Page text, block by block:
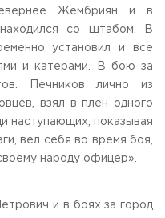
Жембриян и в
со штабом. В
установил и все
и катерами. В бою за
Печников лично из
взял в плен одного
наступающих, показывая
вел себя во время боя,
народу офицер».
и в боях за город